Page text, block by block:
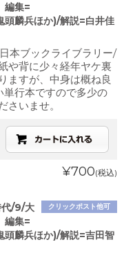
編集=
頭麟兵ほか)/解説=白井佳
本ブックライブラリー/
や背に少々経年ヤケ裏
ますが、中身は概ね良
行本ですので多少の
さいませ。
¥700(税込)
クリックポスト他可
代/9/大
編集=
頭麟兵ほか)/解説=吉田智